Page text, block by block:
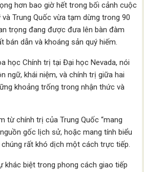
hơn bao giờ hết trong bối cảnh cuộc
Trung Quốc vừa tạm dừng trong 90
trọng đang được đưa lên bàn đàm
bán dẫn và khoáng sản quý hiếm.
học Chính trị tại Đại học Nevada, nói
ngữ, khái niệm, và chính trị giữa hai
khoảng trống trong nhận thức và
từ chính trị của Trung Quốc “mang
gốc lịch sử, hoặc mang tính biểu
chúng rất khó dịch một cách trực tiếp.
khác biệt trong phong cách giao tiếp